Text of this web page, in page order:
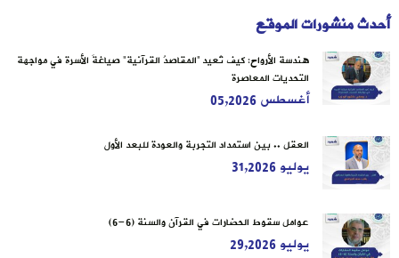
أحدث منشورات الموقع
هندسة الأرواح: كيف تُعيد “المقاصدُ القرآنية” صياغةَ الأسرة في مواجهة
التحديات المعاصرة
أغسطس 05,2026
العقل .. بين استمداد التجربة والعودة للبعد الأول
يوليو 31,2026
عوامل سقوط الحضارات في القرآن والسنة (6-6)
يوليو 29,2026